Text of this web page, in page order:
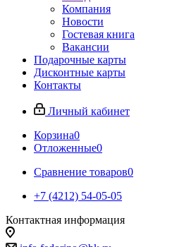
Компания
Новости
Гостевая книга
Вакансии
Подарочные карты
Дисконтные карты
Контакты
Личный кабинет
Корзина0
Отложенные0
Сравнение товаров0
+7 (4212) 54-05-05
Контактная информация